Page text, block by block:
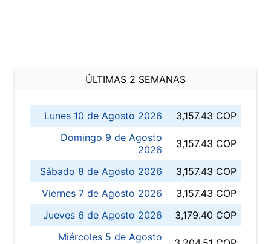
ÚLTIMAS 2 SEMANAS
Lunes 10 de Agosto 2026
3,157.43 COP
Domingo 9 de Agosto
2026
3,157.43 COP
Sábado 8 de Agosto 2026
3,157.43 COP
Viernes 7 de Agosto 2026
3,157.43 COP
Jueves 6 de Agosto 2026
3,179.40 COP
Miércoles 5 de Agosto